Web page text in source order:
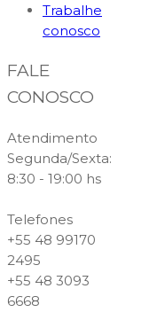
Trabalhe
conosco
FALE
CONOSCO
Atendimento
Segunda/Sexta:
8:30 - 19:00 hs
Telefones
+55 48 99170
2495
+55 48 3093
6668